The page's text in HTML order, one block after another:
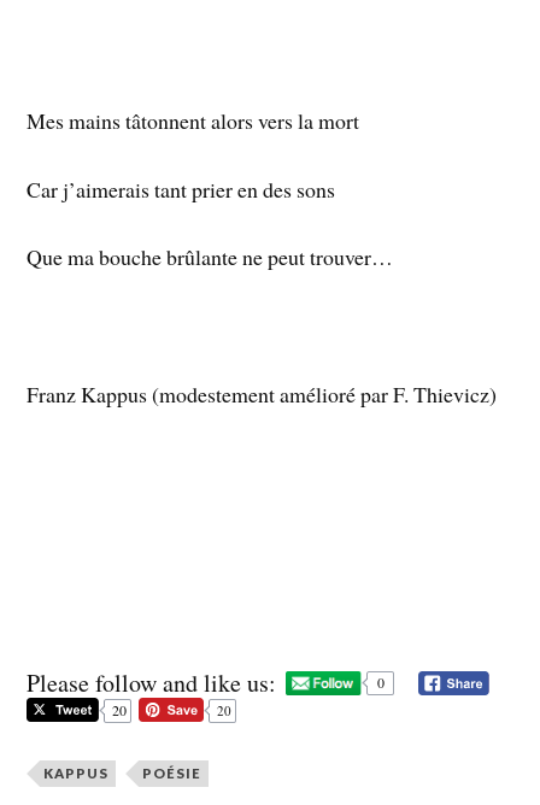
Mes mains tâtonnent alors vers la mort
Car j’aimerais tant prier en des sons
Que ma bouche brûlante ne peut trouver…
Franz Kappus (modestement amélioré par F. Thievicz)
Please follow and like us:
0
20
20
KAPPUS POÉSIE